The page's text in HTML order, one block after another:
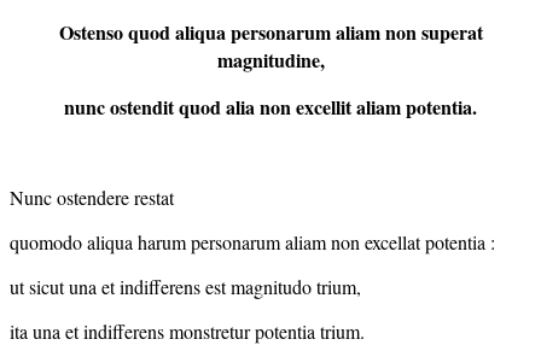
Ostenso quod aliqua personarum aliam non superat
magnitudine,
nunc ostendit quod alia non excellit aliam potentia.
Nunc ostendere restat
quomodo aliqua harum personarum aliam non excellat potentia :
ut sicut una et indifferens est magnitudo trium,
ita una et indifferens monstretur potentia trium.